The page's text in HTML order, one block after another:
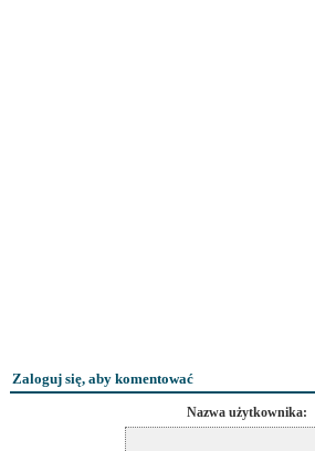
Zaloguj się, aby komentować
Nazwa użytkownika: